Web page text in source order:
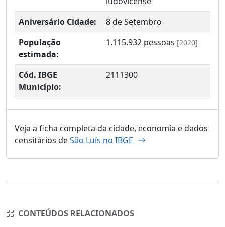
Aniversário Cidade:
8 de Setembro
População
estimada:
1.115.932 pessoas [2020]
Cód. IBGE
Município:
2111300
Veja a ficha completa da cidade, economia e dados
censitários deSão Luís no IBGE
CONTEÚDOS RELACIONADOS